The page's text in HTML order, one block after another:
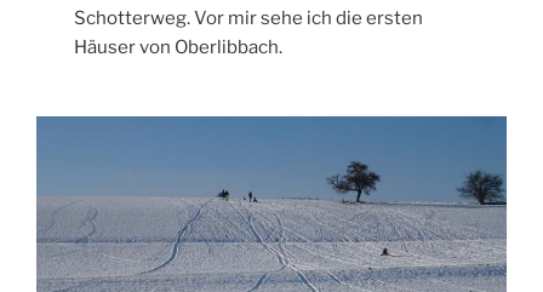
Schotterweg. Vor mir sehe ich die ersten
Häuser von Oberlibbach.